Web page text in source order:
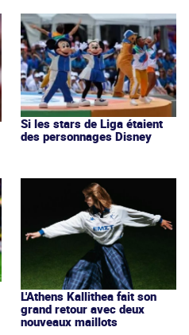
Si les stars de Liga étaient
des personnages Disney
L'Athens Kallithea fait son
grand retour avec deux
nouveaux maillots